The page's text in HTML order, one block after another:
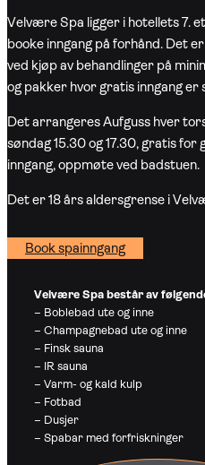
Velvære Spa ligger i hotellets 7.
booke inngang på forhånd. Det
ved kjøp av behandlinger på
og pakker hvor gratis inngang er
Det arrangeres Aufguss hver
søndag 15.30 og 17.30, gratis for
inngang, oppmøte ved badstuen.
Det er 18 års aldersgrense i
Book spainngang
Velvære Spa består av
– Boblebad ute og inne
– Champagnebad ute og inne
– Finsk sauna
– IR sauna
– Varm- og kald kulp
– Fotbad
– Dusjer
– Spabar med forfriskninger